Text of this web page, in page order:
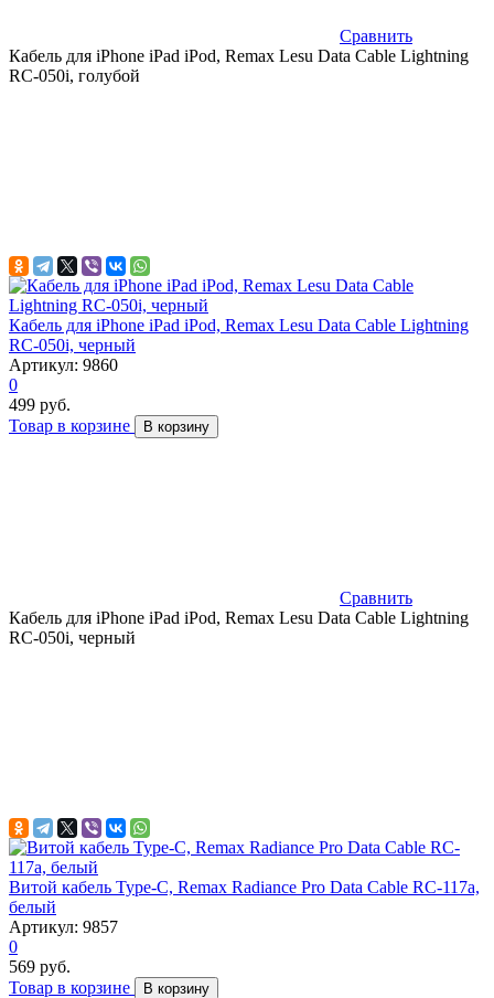
Сравнить
Кабель для iPhone iPad iPod, Remax Lesu Data Cable Lightning
RC-050i, голубой
Кабель для iPhone iPad iPod, Remax Lesu Data Cable Lightning
RC-050i, черный
Артикул: 9860
0
499 руб.
Товар в корзине
В корзину
Сравнить
Кабель для iPhone iPad iPod, Remax Lesu Data Cable Lightning
RC-050i, черный
Витой кабель Type-C, Remax Radiance Pro Data Cable RC-117a,
белый
Артикул: 9857
0
569 руб.
Товар в корзине
В корзину